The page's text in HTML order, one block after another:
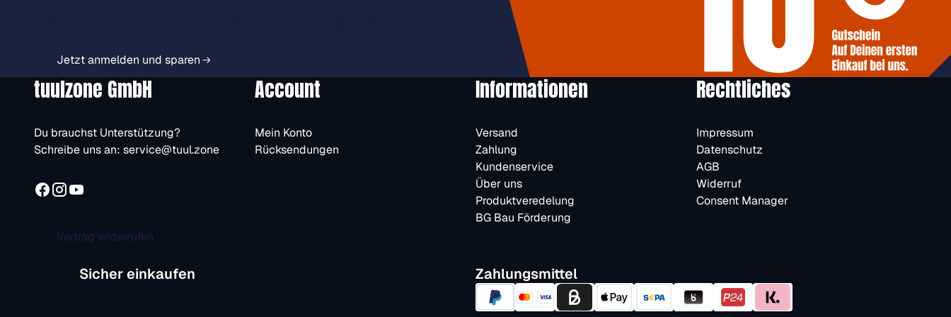
Jetzt anmelden und sparen
tuulzone GmbH
Du brauchst Unterstützung?
Schreibe uns an: service@tuul.zone
Vertrag widerrufen
Account
Mein Konto
Rücksendungen
Informationen
Versand
Zahlung
Kundenservice
Über uns
Produktveredelung
BG Bau Förderung
Rechtliches
Impressum
Datenschutz
AGB
Widerruf
Consent Manager
Sicher einkaufen Zahlungsmittel